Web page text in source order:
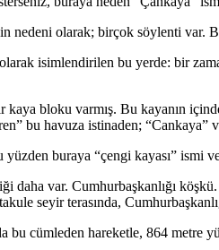
nedeni olarak; birçok söylenti var.
isimlendirilen bu yerde: bir
bloku varmış. Bu kayanın
bu havuza istinaden; “Cankaya”
buraya “çengi kayası”
daha var. Cumhurbaşkanlığı
seyir terasında,
bu cümleden hareketle, 864